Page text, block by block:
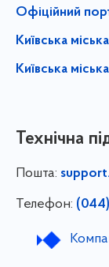
Офіційний
Київська
Київська
Технічна
Пошта:
Телефон: